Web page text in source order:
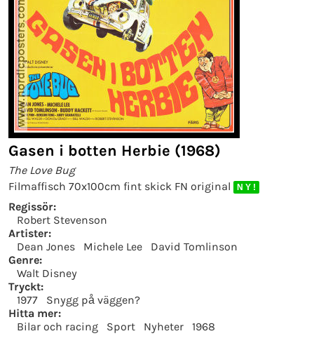
Gasen i botten Herbie (1968)
The Love Bug
Filmaffisch 70x100cm fint skick FN original
N Y !
Regissör:
Robert Stevenson
Artister:
Dean Jones
Michele Lee
David Tomlinson
Genre:
Walt Disney
Tryckt:
1977
Snygg på väggen?
Hitta mer:
Bilar och racing
Sport Nyheter 1968